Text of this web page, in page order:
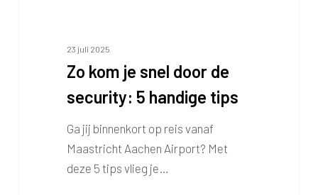
23 juli 2025
Zo kom je snel door de
security: 5 handige tips
Ga jij binnenkort op reis vanaf
Maastricht Aachen Airport? Met
deze 5 tips vlieg je…